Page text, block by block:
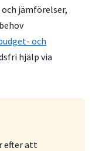
jämförelser,
och
hjälp via
efter att